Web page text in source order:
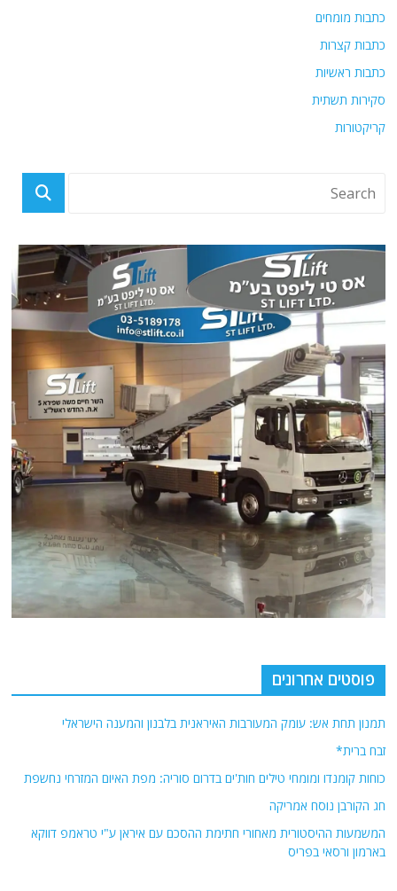
כתבות מומחים
כתבות קצרות
כתבות ראשיות
סקירות תשתית
קריקטורות
פוסטים אחרונים
תמנון תחת אש: עומק המעורבות האיראנית בלבנון והמענה הישראלי
זבח ברית*
כוחות קומנדו ומומחי טילים חות'ים בדרום סוריה: מפת האיום המזרחי נחשפת
חג הקורבן נוסח אמריקה
המשמעות ההיסטורית מאחורי חתימת ההסכם עם איראן ע"י טראמפ דווקא
בארמון ורסאי בפריס